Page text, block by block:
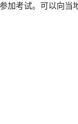
加考试。可以向当